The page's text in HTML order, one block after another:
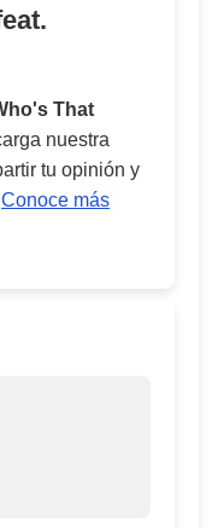
That
nuestra
tu opinión y
Conoce más